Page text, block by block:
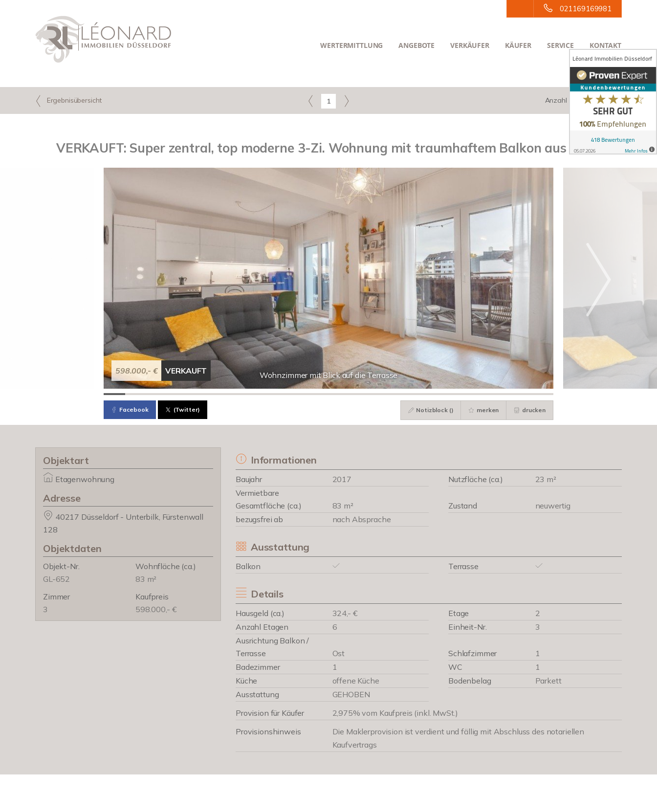
021169169981
WERTERMITTLUNG ANGEBOTE VERKÄUFER KÄUFER SERVICE KONTAKT
Ergebnisübersicht 1 Anzahl der Objekte:1 | 1
VERKAUFT: Super zentral, top moderne 3-Zi. Wohnung mit traumhaftem Balkon aus 2017
Wohnzimmer mit Blick auf die Terrasse
598.000,- € VERKAUFT
Facebook (Twitter) Notizblock () merken drucken
Objektart
Etagenwohnung
Adresse
40217 Düsseldorf - Unterbilk, Fürstenwall
128
Objektdaten
Objekt-Nr.
GL-652
Wohnfläche (ca.)
83 m²
Zimmer
3
Kaufpreis
598.000,- €
Informationen
Baujahr 2017 Nutzfläche (ca.)
23 m²
Vermietbare
Gesamtfläche (ca.)
83 m² Zustand
neuwertig
bezugsfrei ab
nach Absprache
Ausstattung
Balkon Terrasse
Details
Hausgeld (ca.) 324,- € Etage
2
Anzahl Etagen
6 Einheit-Nr.
3
Ausrichtung Balkon /
Terrasse
Ost Schlafzimmer
1
Badezimmer
1 WC
1
Küche
offene Küche Bodenbelag
Parkett
Ausstattung
GEHOBEN
Provision für Käufer
2,975% vom Kaufpreis (inkl. MwSt.)
Provisionshinweis
Die Maklerprovision ist verdient und fällig mit Abschluss des notariellen
Kaufvertrags